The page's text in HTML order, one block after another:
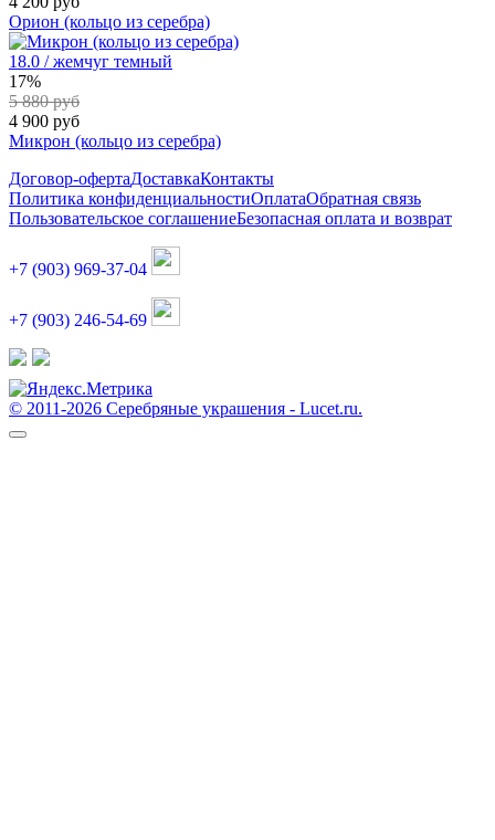
Орион (кольцо из серебра)
18.0 / жемчуг темный
17%
5 880 руб
4 900 руб
Микрон (кольцо из серебра)
Договор-офертаДоставкаКонтакты
Политика конфиденциальностиОплатаОбратная связь
Пользовательское соглашениеБезопасная оплата и возврат
+7 (903) 969-37-04
+7 (903) 246-54-69
© 2011-2026 Серебряные украшения - Lucet.ru.